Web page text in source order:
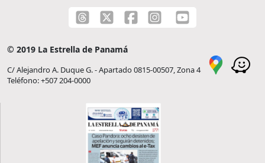
© 2019 La Estrella de Panamá
C/ Alejandro A. Duque G. - Apartado 0815-00507, Zona 4
Teléfono: +507 204-0000